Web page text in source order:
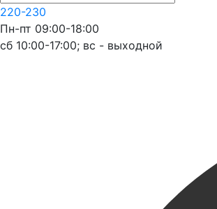
220-230
Пн-пт 09:00-18:00
сб 10:00-17:00; вс - выходной